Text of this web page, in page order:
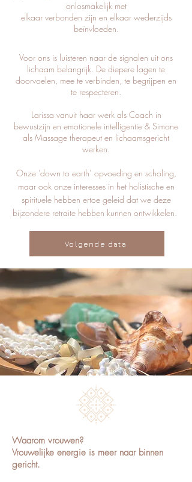
onlosmakelijk met
elkaar verbonden zijn en elkaar wederzijds
beïnvloeden.
Voor ons is luisteren naar de signalen uit ons
lichaam belangrijk. De diepere lagen te
doorvoelen, mee te verbinden, te begrijpen en
te respecteren.
Larissa vanuit haar werk als Coach in
bewustzijn en emotionele intelligentie & Simone
als Massage therapeut en lichaamsgericht
werken.
Onze ‘down to earth’ opvoeding en scholing,
maar ook onze interesses in het holistische en
spirituele hebben ertoe geleid dat we deze
bijzondere retraite hebben kunnen ontwikkelen.
Volgende data
Waarom vrouwen?
Vrouwelijke energie is meer naar binnen
gericht.